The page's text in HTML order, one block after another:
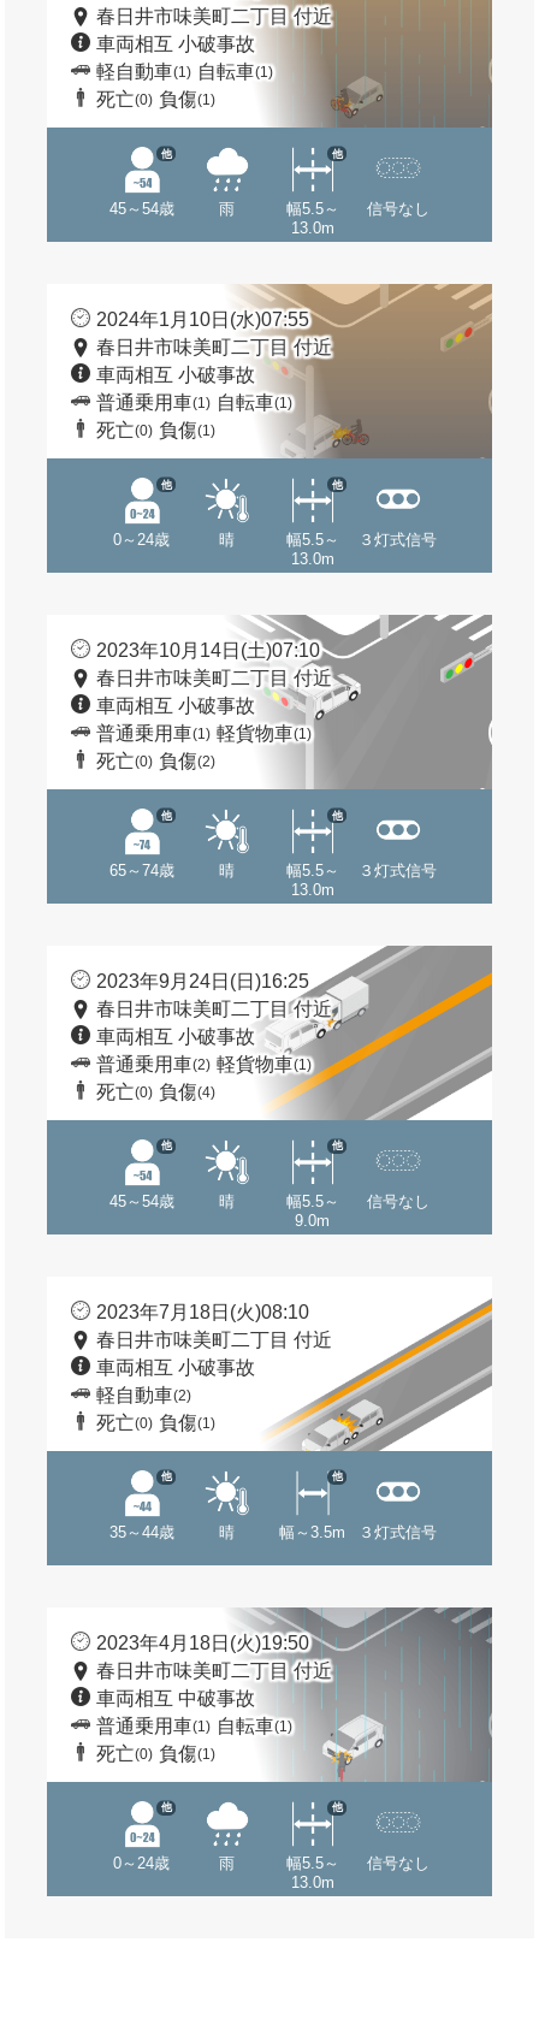
春日井市味美町二丁目 付近
車両相互 小破事故
軽自動車(1) 自転車(1)
死亡(0) 負傷(1)
45～54歳
他
雨
幅5.5～
13.0m
他
信号なし
2024年1月10日(水)07:55
春日井市味美町二丁目 付近
車両相互 小破事故
普通乗用車(1) 自転車(1)
死亡(0) 負傷(1)
0～24歳
他
晴
幅5.5～
13.0m
他
３灯式信号
2023年10月14日(土)07:10
春日井市味美町二丁目 付近
車両相互 小破事故
普通乗用車(1) 軽貨物車(1)
死亡(0) 負傷(2)
65～74歳
他
晴
幅5.5～
13.0m
他
３灯式信号
2023年9月24日(日)16:25
春日井市味美町二丁目 付近
車両相互 小破事故
普通乗用車(2) 軽貨物車(1)
死亡(0) 負傷(4)
45～54歳
他
晴
幅5.5～
9.0m
他
信号なし
2023年7月18日(火)08:10
春日井市味美町二丁目 付近
車両相互 小破事故
軽自動車(2)
死亡(0) 負傷(1)
35～44歳
他
晴 幅～3.5m
他
３灯式信号
2023年4月18日(火)19:50
春日井市味美町二丁目 付近
車両相互 中破事故
普通乗用車(1) 自転車(1)
死亡(0) 負傷(1)
0～24歳
他
雨
幅5.5～
13.0m
他
信号なし